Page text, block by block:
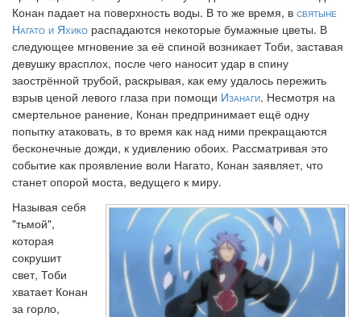
Конан падает на поверхность воды. В то же время, в святыне
Нагато и Яхико распадаются некоторые бумажные цветы. В
следующее мгновение за её спиной возникает Тоби, заставая
девушку врасплох, после чего наносит удар в спину
заострённой трубой, раскрывая, как ему удалось пережить
взрыв ценой левого глаза при помощи Изанаги. Несмотря на
смертельное ранение, Конан предпринимает ещё одну
попытку атаковать, в то время как над ними прекращаются
бесконечные дожди, к удивлению обоих. Рассматривая это
событие как проявление воли Нагато, Конан заявляет, что
станет опорой моста, ведущего к миру.
Называя себя
"тьмой",
которая
сокрушит
свет, Тоби
хватает Конан
за горло,